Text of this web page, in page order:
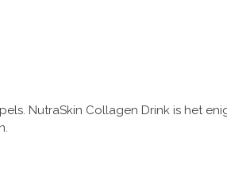
NutraSkin Collagen Drink is het